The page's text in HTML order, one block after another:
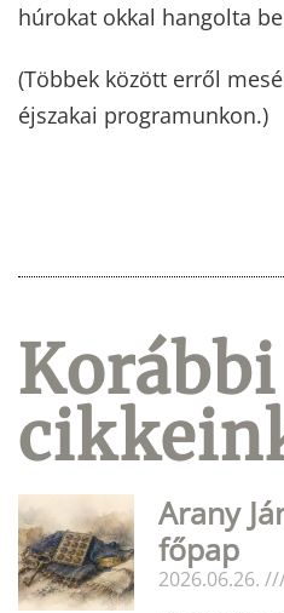
húrokat okkal hangolta
(Többek között erről
éjszakai programunkon.)
Korábbi
Arany
főpap
2026.06.26.